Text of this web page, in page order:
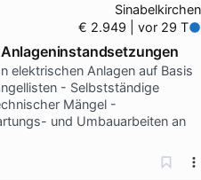
Sinabelkirchen
€ 2.949 | vor 29 T
elektrischen Anlagen auf Basis
- Selbstständige
Mängel -
und Umbauarbeiten an